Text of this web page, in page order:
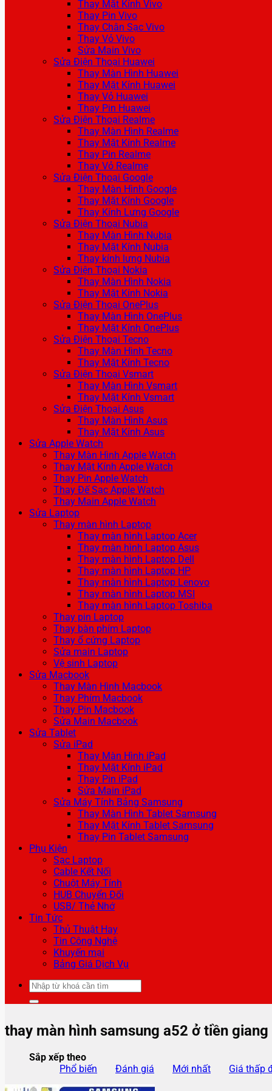
Thay Mặt Kính Vivo
Thay Pin Vivo
Thay Chân Sạc Vivo
Thay Vỏ Vivo
Sửa Main Vivo
Sửa Điện Thoại Huawei
Thay Màn Hình Huawei
Thay Mặt Kính Huawei
Thay Vỏ Huawei
Thay Pin Huawei
Sửa Điện Thoại Realme
Thay Màn Hình Realme
Thay Mặt Kính Realme
Thay Pin Realme
Thay Vỏ Realme
Sửa Điện Thoại Google
Thay Màn Hình Google
Thay Mặt Kính Google
Thay Kính Lưng Google
Sửa Điện Thoại Nubia
Thay Màn Hình Nubia
Thay Mặt Kính Nubia
Thay kính lưng Nubia
Sửa Điện Thoại Nokia
Thay Màn Hình Nokia
Thay Mặt Kính Nokia
Sửa Điện Thoại OnePlus
Thay Màn Hình OnePlus
Thay Mặt Kính OnePlus
Sửa Điện Thoại Tecno
Thay Màn Hình Tecno
Thay Mặt Kính Tecno
Sửa Điện Thoại Vsmart
Thay Màn Hình Vsmart
Thay Mặt Kính Vsmart
Sửa Điện Thoại Asus
Thay Màn Hình Asus
Thay Mặt Kính Asus
Sửa Apple Watch
Thay Màn Hình Apple Watch
Thay Mặt Kính Apple Watch
Thay Pin Apple Watch
Thay Đế Sạc Apple Watch
Thay Main Apple Watch
Sửa Laptop
Thay màn hình Laptop
Thay màn hình Laptop Acer
Thay màn hình Laptop Asus
Thay màn hình Laptop Dell
Thay màn hình Laptop HP
Thay màn hình Laptop Lenovo
Thay màn hình Laptop MSI
Thay màn hình Laptop Toshiba
Thay pin Laptop
Thay bàn phím Laptop
Thay ổ cứng Laptop
Sửa main Laptop
Vệ sinh Laptop
Sửa Macbook
Thay Màn Hình Macbook
Thay Phím Macbook
Thay Pin Macbook
Sửa Main Macbook
Sửa Tablet
Sửa iPad
Thay Màn Hình iPad
Thay Mặt Kính iPad
Thay Pin iPad
Sửa Main iPad
Sửa Máy Tính Bảng Samsung
Thay Màn Hình Tablet Samsung
Thay Mặt Kính Tablet Samsung
Thay Pin Tablet Samsung
Phụ Kiện
Sạc Laptop
Cable Kết Nối
Chuột Máy Tính
HUB Chuyển Đổi
USB/ Thẻ Nhớ
Tin Tức
Thủ Thuật Hay
Tin Công Nghệ
Khuyến mại
Bảng Giá Dịch Vụ
Tìm
kiếm:
thay màn hình samsung a52 ở tiền giang
Sắp xếp theo
Phổ biến
Đánh giá Mới nhất Giá thấp